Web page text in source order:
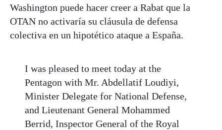
Washington puede hacer creer a Rabat que la
OTAN no activaría su cláusula de defensa
colectiva en un hipotético ataque a España.
I was pleased to meet today at the
Pentagon with Mr. Abdellatif Loudiyi,
Minister Delegate for National Defense,
and Lieutenant General Mohammed
Berrid, Inspector General of the Royal